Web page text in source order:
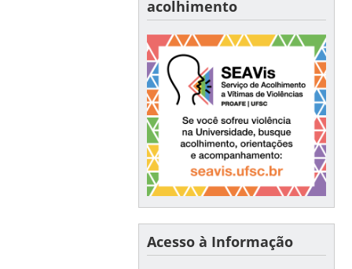
acolhimento
Acesso à Informação